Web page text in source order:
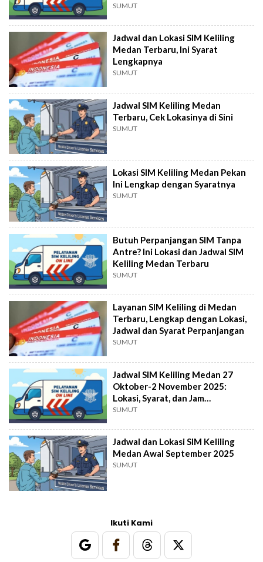
SUMUT
Jadwal dan Lokasi SIM Keliling
Medan Terbaru, Ini Syarat
Lengkapnya
SUMUT
Jadwal SIM Keliling Medan
Terbaru, Cek Lokasinya di Sini
SUMUT
Lokasi SIM Keliling Medan Pekan
Ini Lengkap dengan Syaratnya
SUMUT
Butuh Perpanjangan SIM Tanpa
Antre? Ini Lokasi dan Jadwal SIM
Keliling Medan Terbaru
SUMUT
Layanan SIM Keliling di Medan
Terbaru, Lengkap dengan Lokasi,
Jadwal dan Syarat Perpanjangan
SUMUT
Jadwal SIM Keliling Medan 27
Oktober-2 November 2025:
Lokasi, Syarat, dan Jam
Operasional Lengkap!
SUMUT
Jadwal dan Lokasi SIM Keliling
Medan Awal September 2025
SUMUT
Ikuti Kami